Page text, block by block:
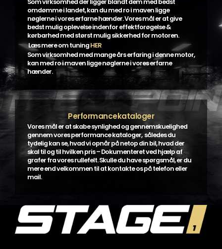
Som virksomhed der ligger blandt dem med bedst
omdømme i landet, kan du med ro i maven ligge
nøglerne i vores erfarne hænder. Vores mål er at give
bedst mulig oplevelse indenfor effektforøgelse &
kørbarhed med størst mulig sikkerhed for motoren.
Læs mere om tuningHER
Som virksomhed med mange års erfaring i denne motor,
kan med ro i maven ligge nøglerne i vores erfarne
hænder.
Performancekataloger
Vores mål er at skabe synlighed og gennemskuelighed
gennem vores performance kataloger, således du
tydelig kan se, hvad vi opnår på netop din bil, hvad der
skal til og til hvilken pris – Dokumenteret ved hjælp af
grafer fra vores rullefelt. Skulle du have spørgsmål, er du
mere end velkommen til at kontakte os på telefon eller
mail.